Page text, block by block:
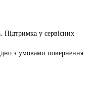
Підтримка у сервісних
з умовами повернення